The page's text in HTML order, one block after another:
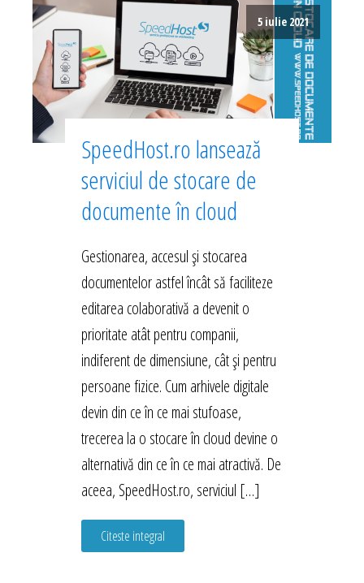
5 iulie 2021
SpeedHost.ro lansează
serviciul de stocare de
documente în cloud
Gestionarea, accesul și stocarea
documentelor astfel încât să faciliteze
editarea colaborativă a devenit o
prioritate atât pentru companii,
indiferent de dimensiune, cât și pentru
persoane fizice. Cum arhivele digitale
devin din ce în ce mai stufoase,
trecerea la o stocare în cloud devine o
alternativă din ce în ce mai atractivă. De
aceea, SpeedHost.ro, serviciul […]
Citeste integral